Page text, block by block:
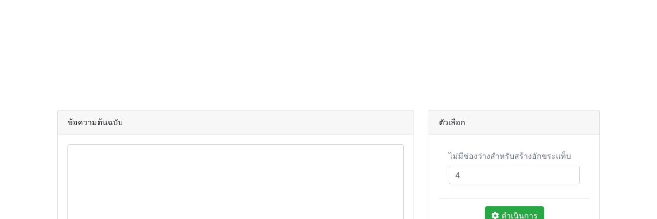
ข้อความต้นฉบับ ตัวเลือก
ไม่มีช่องว่างสำหรับสร้างอักขระแท็บ
ดำเนินการ